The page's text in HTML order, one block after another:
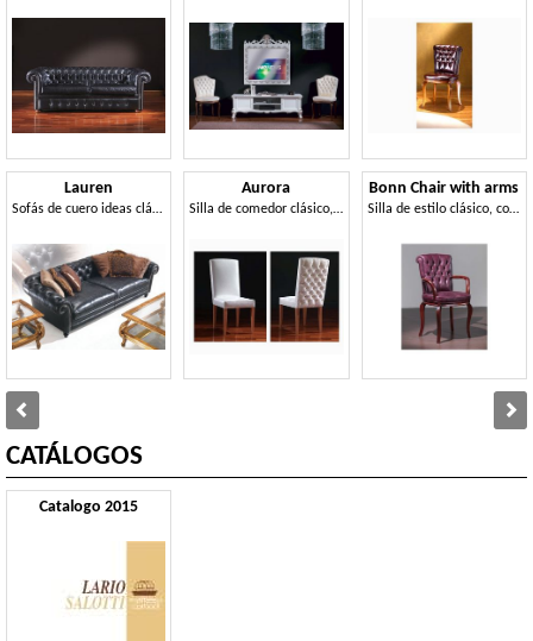
Lauren
Sofás de cuero ideas clásicas de villas
Aurora
Silla de comedor clásico, con capitonné en el dorso
Bonn Chair with arms
Silla de estilo clásico, con brazos, para Hotel
CATÁLOGOS
Catalogo 2015